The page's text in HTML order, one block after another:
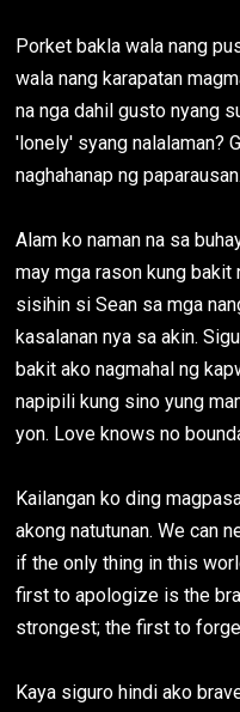
Porket bakla wala nang
wala nang karapatan
na nga dahil gusto nyang
'lonely' syang nalalaman?
naghahanap ng paparausan.
Alam ko naman na sa
may mga rason kung bakit
sisihin si Sean sa mga
kasalanan nya sa akin.
bakit ako nagmahal ng
napipili kung sino yung
yon. Love knows no
Kailangan ko ding
akong natutunan. We can
if the only thing in this
first to apologize is the
strongest; the first to
Kaya siguro hindi ako